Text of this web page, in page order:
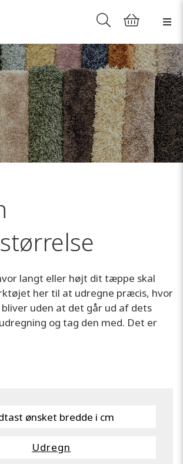
langt eller højt dit tæppe skal
her til at udregne præcis, hvor
uden at det går ud af dets
og tag den med. Det er
Udregn